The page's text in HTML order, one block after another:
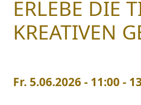
ERLEBE DIE
KREATIVEN
Fr. 5.06.2026 - 11:00 -